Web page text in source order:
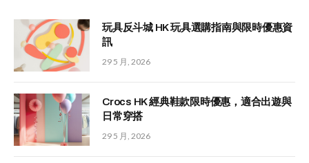
玩具反斗城 HK 玩具選購指南與限時優惠資
訊
29 5 月, 2026
Crocs HK 經典鞋款限時優惠，適合出遊與
日常穿搭
29 5 月, 2026